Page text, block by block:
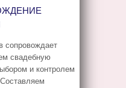
сопровождает
свадебную
и контролем